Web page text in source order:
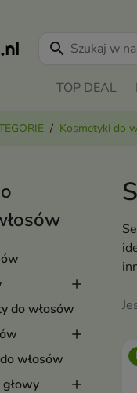
search
TOP DEAL
Kosmetyki do
do włosów
włosów